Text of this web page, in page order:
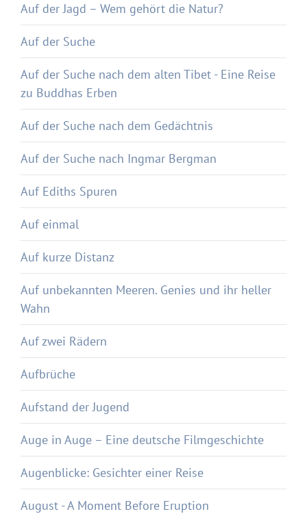
Auf der Jagd – Wem gehört die Natur?
Auf der Suche
Auf der Suche nach dem alten Tibet - Eine Reise
zu Buddhas Erben
Auf der Suche nach dem Gedächtnis
Auf der Suche nach Ingmar Bergman
Auf Ediths Spuren
Auf einmal
Auf kurze Distanz
Auf unbekannten Meeren. Genies und ihr heller
Wahn
Auf zwei Rädern
Aufbrüche
Aufstand der Jugend
Auge in Auge – Eine deutsche Filmgeschichte
Augenblicke: Gesichter einer Reise
August - A Moment Before Eruption